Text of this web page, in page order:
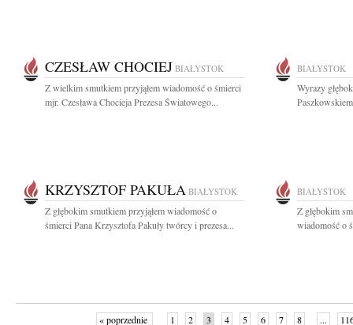
CZESŁAW CHOCIEJ BIAŁYSTOK
Z wielkim smutkiem przyjąłem wiadomość o śmierci
mjr. Czesława Chocieja Prezesa Światowego...
BIAŁYSTOK
Wyrazy
KRZYSZTOF PAKUŁA BIAŁYSTOK
Z głębokim smutkiem przyjąłem wiadomość o
śmierci Pana Krzysztofa Pakuły twórcy i prezesa...
BIAŁYSTOK
Z głębokim
wiadomość o
« poprzednie 1 2 3 4 5 6 7 8 ...